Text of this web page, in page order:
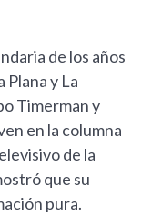
de los años
Plana y La
Timerman y
en la columna
de la
que su
pura.